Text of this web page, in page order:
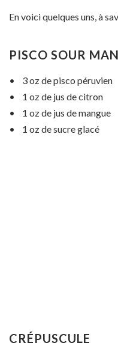
En voici quelques uns, à
PISCO SOUR
• 3 oz de pisco péruvien
• 1 oz de jus de citron
• 1 oz de jus de mangue
• 1 oz de sucre glacé
CRÉPUSCULE